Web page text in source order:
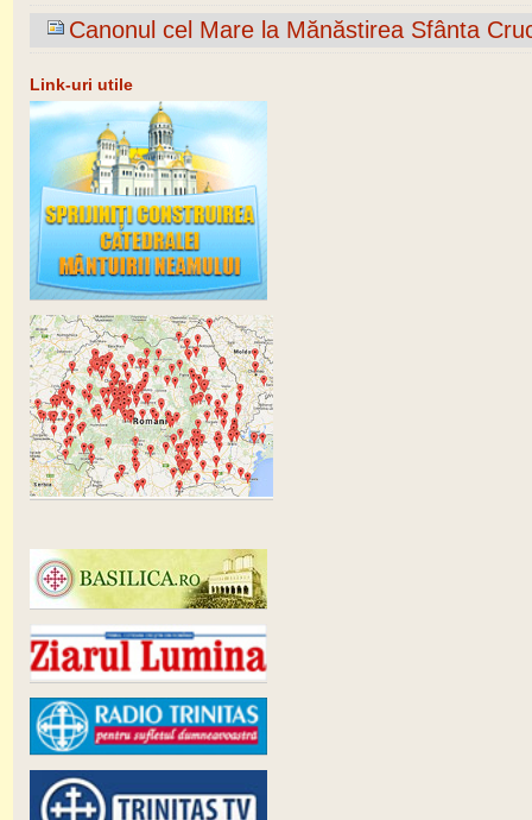
Canonul cel Mare la Mănăstirea Sfânta
Link-uri utile